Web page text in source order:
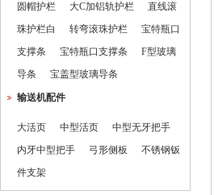
圆帽护栏 大C加铝轨护栏
直线滚
珠护栏白
转弯滚珠护栏
宝特瓶口
支撑条
宝特瓶口支撑条
F型玻璃
导条
宝盖型玻璃导条
输送机配件
大活页 中型活页
中型无牙把手
内牙中型把手
弓形侧板
不锈钢钣
件支架